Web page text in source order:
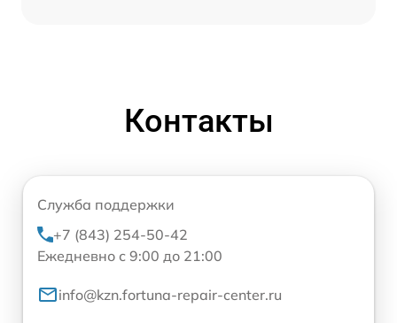
Контакты
Служба поддержки
+7 (843) 254-50-42
Ежедневно с 9:00 до 21:00
info@kzn.fortuna-repair-center.ru